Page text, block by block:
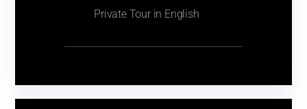
Private Tour in English